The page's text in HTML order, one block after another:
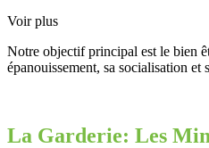
Voir plus
Notre objectif principal est le bien
épanouissement, sa socialisation et
La Garderie: Les